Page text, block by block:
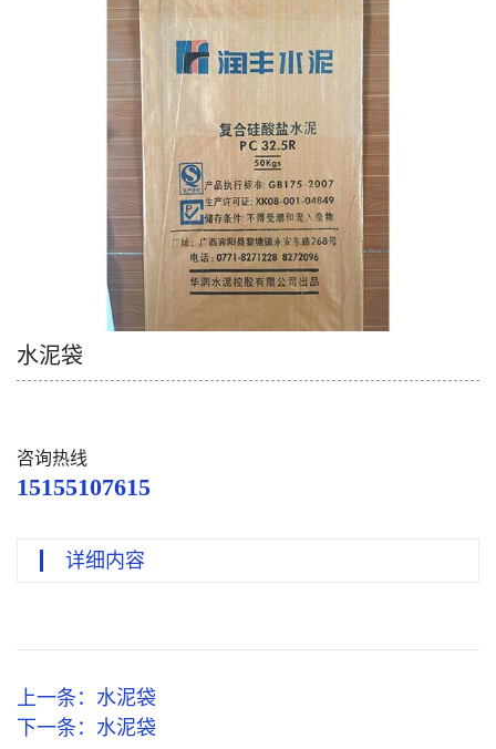
圆织网眼袋
纸塑袋系列
水泥袋
咨询热线
15155107615
详细内容
上一条： 水泥袋
下一条： 水泥袋